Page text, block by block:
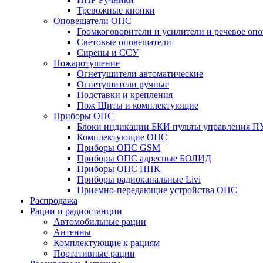
Тревожные кнопки
Оповещатели ОПС
Громкоговорители и усилители и речевое
Световые оповещатели
Сирены и ССУ
Пожаротушение
Огнетушители автоматические
Огнетушители ручные
Подставки и крепления
Пож Щиты и комплектующие
Приборы ОПС
Блоки индикации БКИ пульты управления
Комплектующие ОПС
Приборы ОПС GSM
Приборы ОПС адресные БОЛИД
Приборы ОПС ППК
Приборы радиоканальные Livi
Приемно-передающие устройства ОПС
Распродажа
Рации и радиостанции
Автомобильные рации
Антенны
Комплектующие к рациям
Портативные рации